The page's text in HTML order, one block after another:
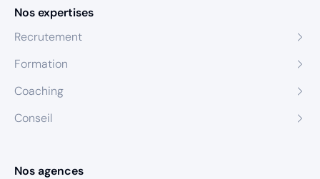
Nos expertises
Recrutement
Formation
Coaching
Conseil
Nos agences